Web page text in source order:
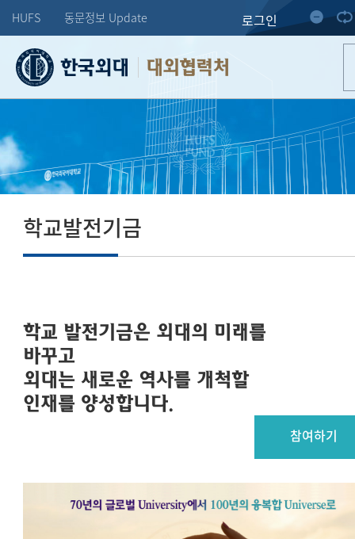
HUFS 동문정보 Update 로그인
대외협력처
학교발전기금
학교 발전기금은 외대의 미래를
바꾸고
외대는 새로운 역사를 개척할
인재를 양성합니다.
참여하기